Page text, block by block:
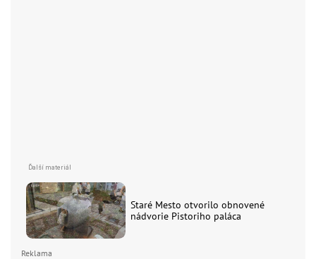
Staré Mesto otvorilo obnovené
nádvorie Pistoriho paláca
Reklama